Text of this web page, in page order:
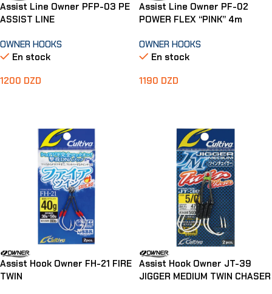
Assist Line Owner PFP-03 PE
ASSIST LINE
OWNER HOOKS
En stock
1200 DZD
Assist Line Owner PF-02
POWER FLEX “PINK” 4m
OWNER HOOKS
En stock
1190 DZD
Assist Hook Owner FH-21 FIRE
TWIN
Assist Hook Owner JT-39
JIGGER MEDIUM TWIN CHASER